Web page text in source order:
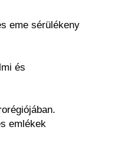
eme sérülékeny
és
emlékek